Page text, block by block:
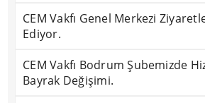
CEM Vakfı Genel Merkezi
Ediyor.
CEM Vakfı Bodrum Şubemizde
Bayrak Değişimi.